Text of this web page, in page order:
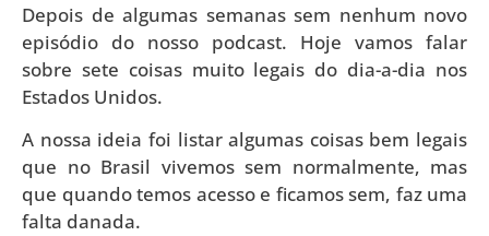
Depois de algumas semanas sem nenhum novo
episódio do nosso podcast. Hoje vamos falar
sobre sete coisas muito legais do dia-a-dia nos
Estados Unidos.
A nossa ideia foi listar algumas coisas bem legais
que no Brasil vivemos sem normalmente, mas
que quando temos acesso e ficamos sem, faz uma
falta danada.